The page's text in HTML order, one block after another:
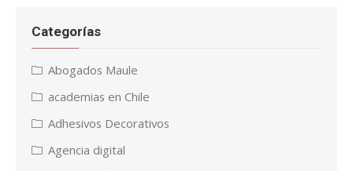
Categorías
Abogados Maule
academias en Chile
Adhesivos Decorativos
Agencia digital